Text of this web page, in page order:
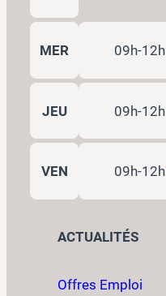
MER 09h-12h
JEU 09h-12h
VEN 09h-12h
ACTUALITÉS
Offres Emploi